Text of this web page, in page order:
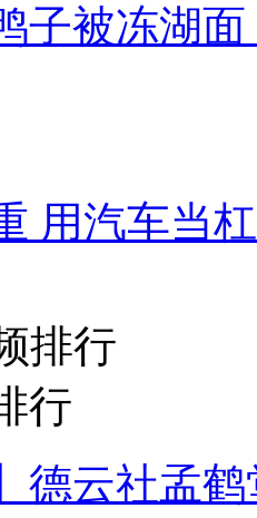
子被冻湖
用汽车当
排行
行
德云社孟